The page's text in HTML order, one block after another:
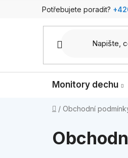
Potřebujete poradit?
Monitory dechu
Domů
/ Obchodní